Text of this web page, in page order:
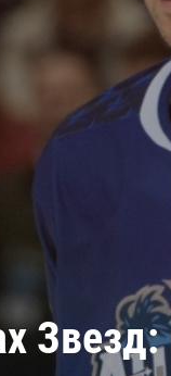
Салават
Сибирь
Звезд: